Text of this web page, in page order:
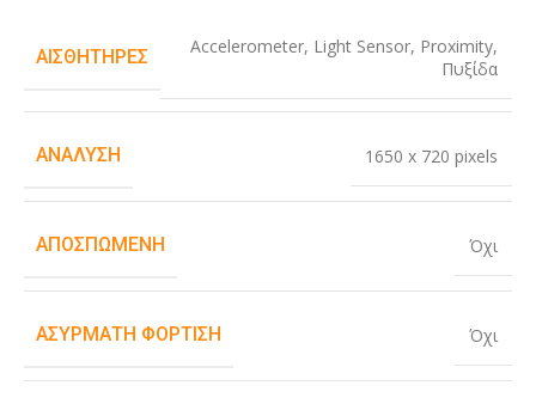
ΑΙΣΘΗΤΉΡΕΣ Accelerometer, Light Sensor, Proximity,
Πυξίδα
ΑΝΆΛΥΣΗ 1650 x 720 pixels
ΑΠΟΣΠΏΜΕΝΗ Όχι
ΑΣΎΡΜΑΤΗ ΦΌΡΤΙΣΗ Όχι